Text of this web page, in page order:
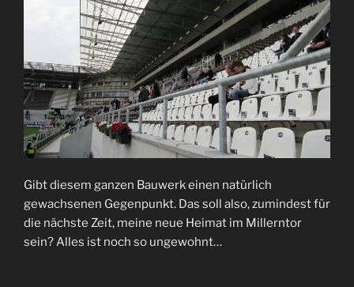
Gibt diesem ganzen Bauwerk einen natürlich
gewachsenen Gegenpunkt. Das soll also, zumindest für
die nächste Zeit, meine neue Heimat im Millerntor
sein? Alles ist noch so ungewohnt…